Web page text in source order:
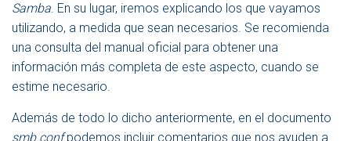
Samba. En su lugar, iremos explicando los que vayamos
utilizando, a medida que sean necesarios. Se recomienda
una consulta del manual oficial para obtener una
información más completa de este aspecto, cuando se
estime necesario.
Además de todo lo dicho anteriormente, en el documento
smb.confpodemos incluir comentarios que nos ayuden a